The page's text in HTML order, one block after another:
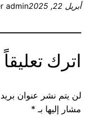
أبريل 22, 2025 admin
اترك تعليقاً
لن يتم نشر عنوان
مشار إليها بـ *